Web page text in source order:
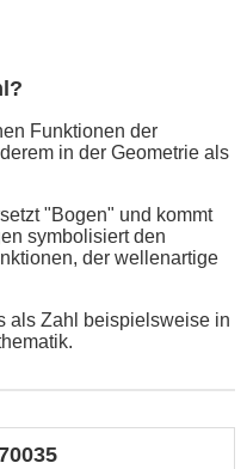
Funktionen der
in der Geometrie als
"Bogen" und kommt
symbolisiert den
der wellenartige
als Zahl beispielsweise in